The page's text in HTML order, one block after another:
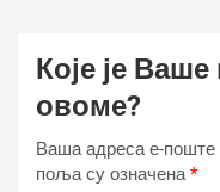
Које је
овоме?
Ваша адреса е-поште
поља су означена*